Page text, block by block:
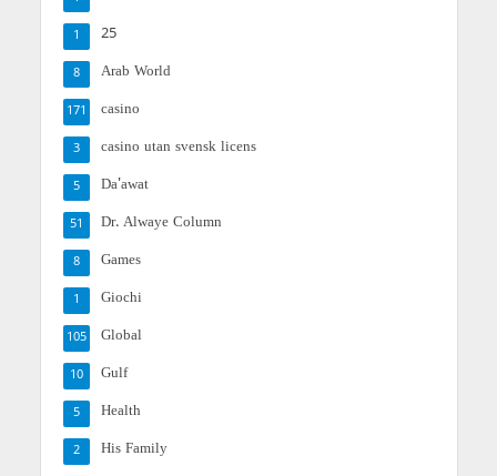
25
1
Arab World
8
casino
171
casino utan svensk licens
3
Da'awat
5
Dr. Alwaye Column
51
Games
8
Giochi
1
Global
105
Gulf
10
Health
5
His Family
2